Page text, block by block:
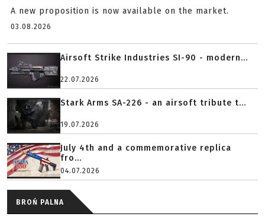
A new proposition is now available on the market.
03.08.2026
Airsoft Strike Industries SI-90 - modern...
22.07.2026
Stark Arms SA-226 - an airsoft tribute t...
19.07.2026
July 4th and a commemorative replica
fro...
04.07.2026
BROŃ PALNA